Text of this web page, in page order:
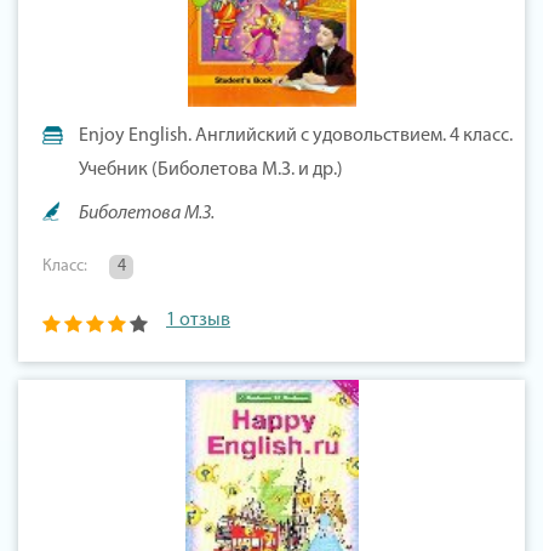
Enjoy English. Английский с удовольствием. 4 класс.
Учебник (Биболетова М.З. и др.)
Биболетова М.З.
Класс: 4
1 отзыв